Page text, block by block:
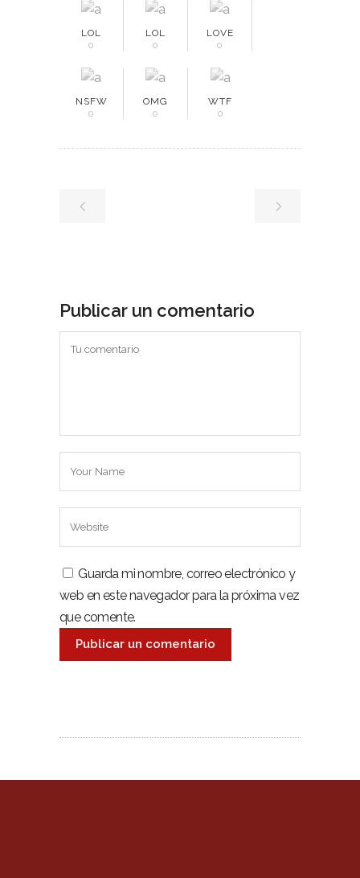
LOL
0
LOL
0
LOVE
0
NSFW
0
OMG
0
WTF
0
Publicar un comentario
Guarda mi nombre, correo electrónico y
web en este navegador para la próxima vez
que comente.